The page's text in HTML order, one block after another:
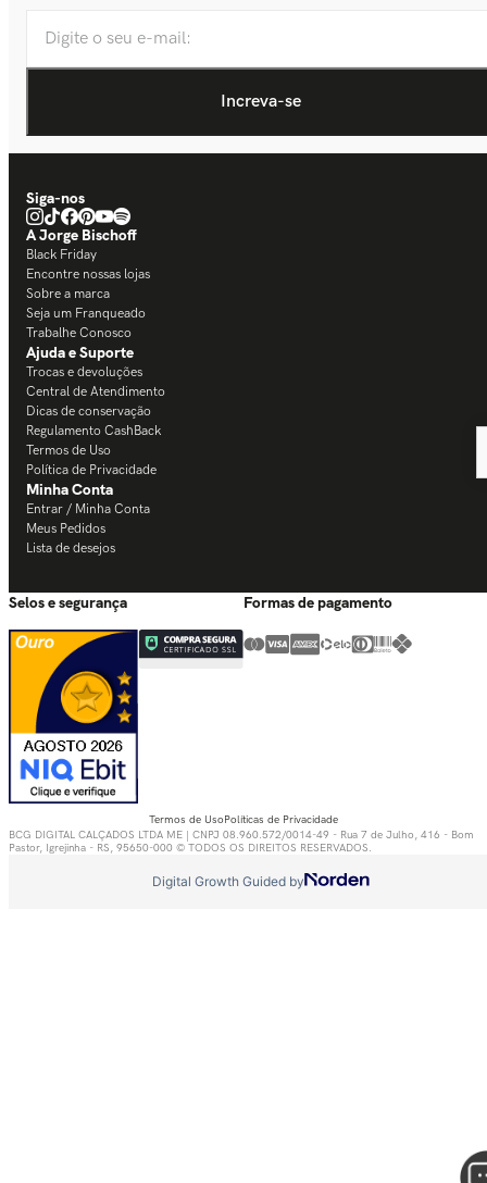
Siga-nos
A Jorge Bischoff
Black Friday
Encontre nossas lojas
Sobre a marca
Seja um Franqueado
Trabalhe Conosco
Ajuda e Suporte
Trocas e devoluções
Central de Atendimento
Dicas de conservação
Regulamento CashBack
Termos de Uso
Política de Privacidade
Minha Conta
Entrar / Minha Conta
Meus Pedidos
Lista de desejos
Selos e segurança Formas de pagamento
Termos de UsoPolíticas de Privacidade
BCG DIGITAL CALÇADOS LTDA ME | CNPJ 08.960.572/0014-49 - Rua 7 de Julho, 416 - Bom
Pastor, Igrejinha - RS, 95650-000 © TODOS OS DIREITOS RESERVADOS.
Digital Growth Guided by